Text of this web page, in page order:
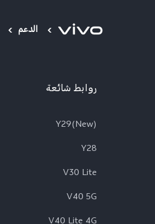
الدعم
روابط شائعة
Y29(New)
Y28
V30 Lite
V40 5G